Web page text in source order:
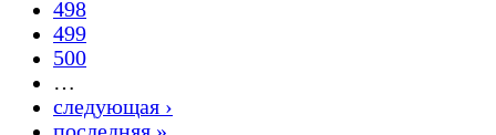
498
499
500
…
следующая ›